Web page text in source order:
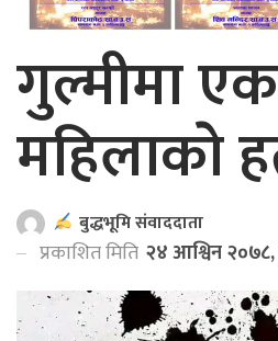
गुल्मीमा
महिलाकाे
बुद्धभूमि संवाददाता
प्रकाशित मिति २४ आश्विन